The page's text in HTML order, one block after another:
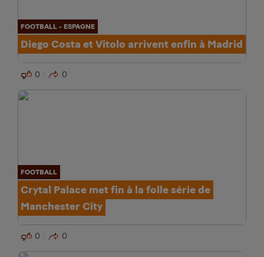
FOOTBALL - ESPAGNE
Diego Costa et Vitolo arrivent enfin à Madrid
0 0
FOOTBALL
Crytal Palace met fin à la folle série de
Manchester City
0 0